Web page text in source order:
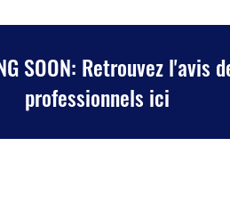
SOON: Retrouvez l'avis
professionnels ici